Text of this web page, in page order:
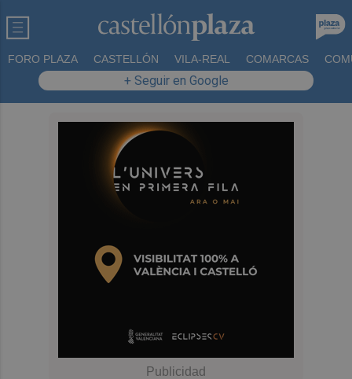
FORO PLAZA CASTELLÓN VILA-REAL COMARCAS
+ Seguir en Google